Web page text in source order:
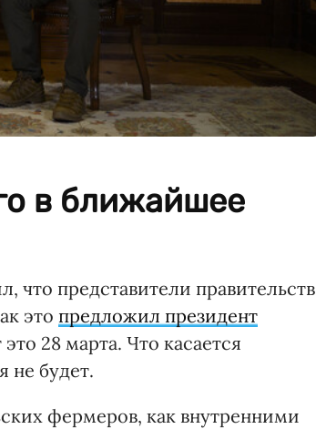
в ближайшее
представители правительств
это предложил президент
28 марта. Что касается
не будет.
фермеров, как внутренними